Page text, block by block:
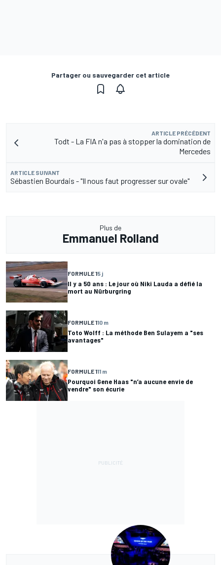
Partager ou sauvegarder cet article
ARTICLE PRÉCÉDENT
Todt - La FIA n'a pas à stopper la domination de
Mercedes
ARTICLE SUIVANT
Sébastien Bourdais - "Il nous faut progresser sur ovale"
Plus de
Emmanuel Rolland
FORMULE 15 j
Il y a 50 ans : Le jour où Niki Lauda a défié la
mort au Nürburgring
FORMULE 110 m
Toto Wolff : La méthode Ben Sulayem a "ses
avantages"
FORMULE 111 m
Pourquoi Gene Haas "n’a aucune envie de
vendre" son écurie